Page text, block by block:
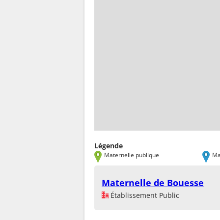
Légende
Maternelle publique
Maternelle de Bouesse
Établissement Public